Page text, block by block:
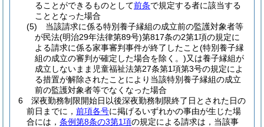
ることができるものとして前条で規定する者に該当する
こととなった場合
(5)
当該請求に係る特別養子縁組の成立前の監護対象者等
が民法(明治29年法律第89号)第817条の2第1項の規定に
よる請求に係る家事審判事件が終了したこと(特別養子縁
組の成立の審判が確定した場合を除く。)又は養子縁組が
成立しないまま児童福祉法第27条第1項第3号の規定によ
る措置が解除されたことにより当該特別養子縁組の成立
前の監護対象者等でなくなった場合
6
深夜勤務制限開始日以後深夜勤務制限終了日とされた日の
前日までに， 前項各号に掲げるいずれかの事由が生じた場
合には， 条例第8条の3第1項の規定による請求は，当該事